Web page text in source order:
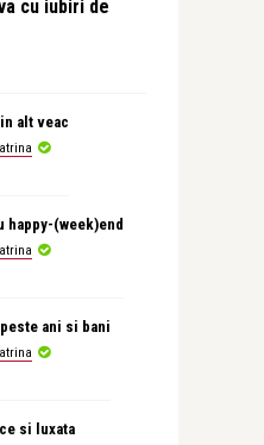
cu iubiri de
alt veac
happy-(week)end
ani si bani
si luxata